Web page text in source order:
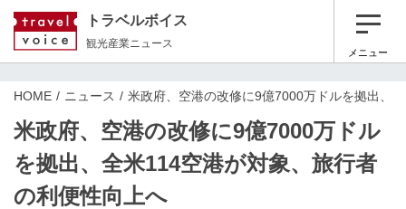
トラベルボイス
観光産業ニュース
メニュー
HOME ニュース 米政府、空港の改修に9億7000万ドルを拠出、
米政府、空港の改修に9億7000万ドル
を拠出、全米114空港が対象、旅行者
の利便性向上へ